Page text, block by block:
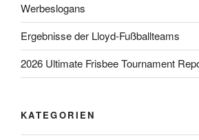
Werbeslogans
Ergebnisse der Lloyd-Fußballteams
2026 Ultimate Frisbee Tournament
KATEGORIEN